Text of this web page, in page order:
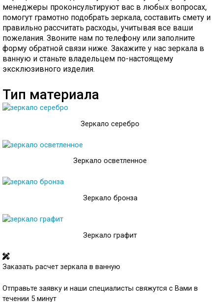
менеджеры проконсультируют вас в любых вопросах,
помогут грамотно подобрать зеркала, составить смету и
правильно рассчитать расходы, учитывая все ваши
пожелания. Звоните нам по телефону или заполните
форму обратной связи ниже. Закажите у нас зеркала в
ванную и станьте владельцем по-настоящему
эксклюзивного изделия.
Тип материала
Зеркало серебро
Зеркало осветленное
Зеркало бронза
Зеркало графит
Заказать расчет зеркала в ванную
Отправьте заявку и наши специалисты свяжутся с Вами в
течении 5 минут